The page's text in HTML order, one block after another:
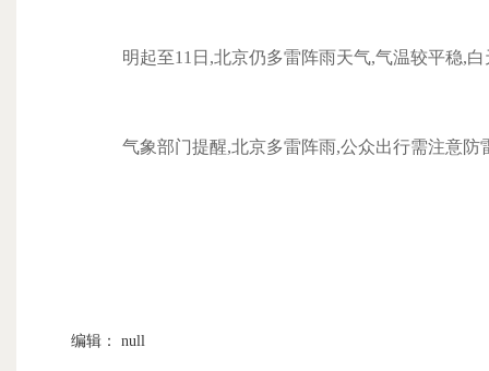
明起至11日,北京仍多雷阵雨天气,气温较平稳,
气象部门提醒,北京多雷阵雨,公众出行需注意
编辑： null